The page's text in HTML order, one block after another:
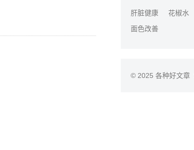
肝脏健康 花椒水
面色改善
© 2025 各种好文章